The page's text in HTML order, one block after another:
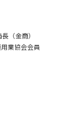
（金商）
業協会会員